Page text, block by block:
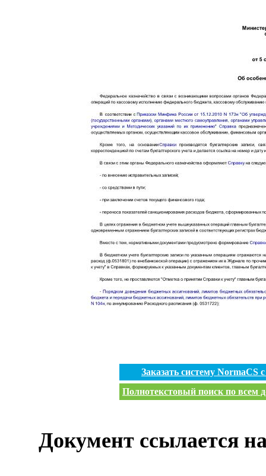
Заказать систему
Полнотекстовый поиск по всем
Документ ссылается